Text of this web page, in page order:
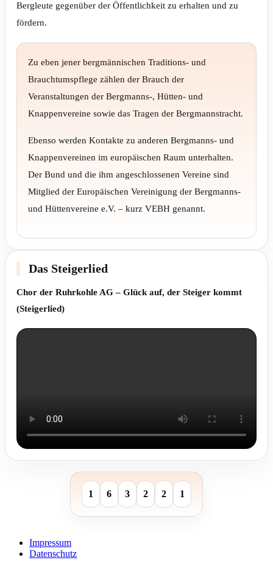
Bergleute gegenüber der Öffentlichkeit zu erhalten und zu
fördern.
Zu eben jener bergmännischen Traditions- und
Brauchtumspflege zählen der Brauch der
Veranstaltungen der Bergmanns-, Hütten- und
Knappenvereine sowie das Tragen der Bergmannstracht.
Ebenso werden Kontakte zu anderen Bergmanns- und
Knappenvereinen im europäischen Raum unterhalten.
Der Bund und die ihm angeschlossenen Vereine sind
Mitglied der Europäischen Vereinigung der Bergmanns-
und Hüttenvereine e.V. – kurz VEBH genannt.
Das Steigerlied
Chor der Ruhrkohle AG – Glück auf, der Steiger kommt
(Steigerlied)
1 6 3 2 2 1
Impressum
Datenschutz